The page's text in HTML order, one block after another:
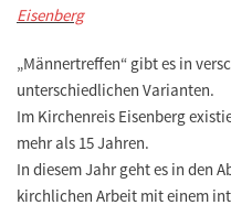
Eisenberg
„Männertreffen“ gibt es in
unterschiedlichen Varianten.
Im Kirchenreis Eisenberg
mehr als 15 Jahren.
In diesem Jahr geht es in den
kirchlichen Arbeit mit einem